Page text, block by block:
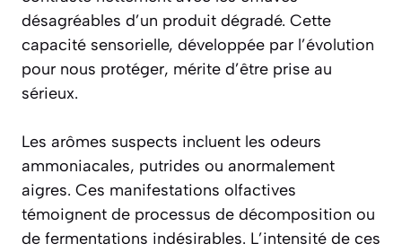
désagréables d’un produit dégradé. Cette
capacité sensorielle, développée par l’évolution
pour nous protéger, mérite d’être prise au
sérieux.
Les arômes suspects incluent les odeurs
ammoniacales, putrides ou anormalement
aigres. Ces manifestations olfactives
témoignent de processus de décomposition ou
de fermentations indésirables. L’intensité de ces